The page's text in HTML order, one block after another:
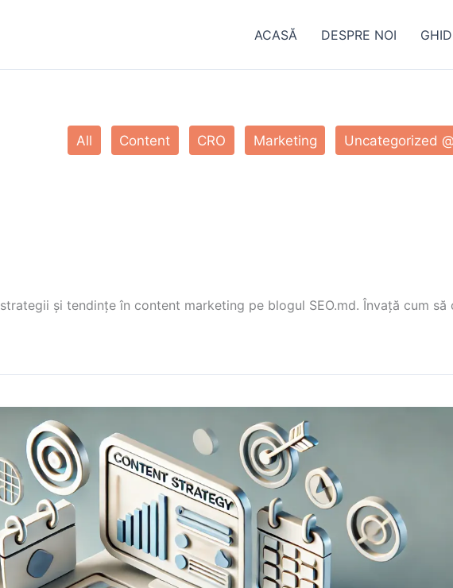
ACASĂ DESPRE NOI GHID
All Content CRO Marketing Uncategorized
și tendințe în content marketing pe blogul SEO.md. Învață cum